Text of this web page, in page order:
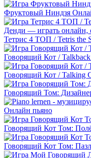
Фруктовый Ниндзя
Тетрис 4 ТОП / Tetris the
Говорящий Кот /
Говорящий Кот / Talking
Говорящий Том:
Онлайн пьяно
Говорящий Кот Том:
Говорящий Кот Том: